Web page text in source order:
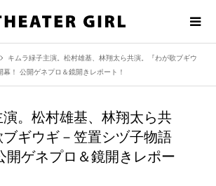
キムラ緑子主演。松村雄基、林翔太ら共演。『わが歌ブギウ
！ 公開ゲネプロ＆鏡開きレポート！
。松村雄基、林翔太ら共
ギウギ－笠置シヅ子物語
開ゲネプロ＆鏡開きレポー